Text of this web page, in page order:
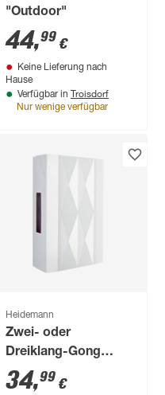
"Outdoor"
44,99 €
Keine Lieferung nach
Hause
Verfügbar in Troisdorf
Nur wenige verfügbar
Heidemann
Zwei- oder
Dreiklang-Gong
"Icaro"
34,99 €